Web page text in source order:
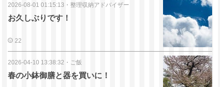
2026-08-01 01:15:13 ・ 整理収納アドバイザー
お久しぶりです！
22
2026-04-10 13:38:32 ・ ご飯
春の小鉢御膳と器を買いに！